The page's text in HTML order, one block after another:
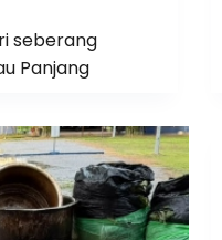
seberang
Panjang